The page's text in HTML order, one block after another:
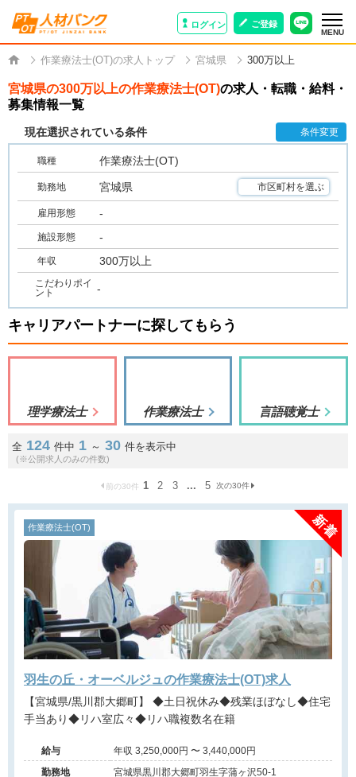
ログイン ご登録
MENU
作業療法士(OT)の求人トップ 宮城県 300万以上
宮城県の300万以上の作業療法士(OT)の求人・転職・給料・
募集情報一覧
現在選択されている条件 条件変更
職種 作業療法士(OT)
勤務地 宮城県 市区町村を選ぶ
雇用形態 -
施設形態 -
年収 300万以上
こだわりポイ
ント
-
キャリアパートナーに探してもらう
理学療法士 作業療法士 言語聴覚士
全 124 件中 1 ～ 30 件を表示中
(※公開求人のみの件数)
前の30件 1 2 3 ... 5 次の30件
作業療法士(OT)
羽生の丘・オーベルジュの作業療法士(OT)求人
【宮城県/黒川郡大郷町】 ◆土日祝休み◆残業ほぼなし◆住宅
手当あり◆リハ室広々◆リハ職複数名在籍
給与
年収 3,250,000円 〜 3,440,000円
勤務地
宮城県黒川郡大郷町羽生字蒲ヶ沢50-1